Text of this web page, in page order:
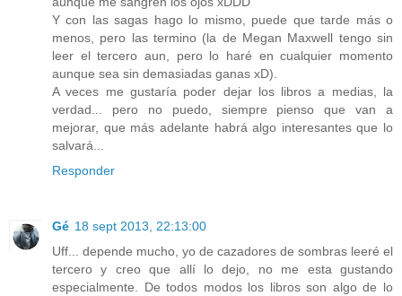
Y con las sagas hago lo mismo, puede que tarde más o
menos, pero las termino (la de Megan Maxwell tengo sin
leer el tercero aun, pero lo haré en cualquier momento
aunque sea sin demasiadas ganas xD).
A veces me gustaría poder dejar los libros a medias, la
verdad... pero no puedo, siempre pienso que van a
mejorar, que más adelante habrá algo interesantes que lo
salvará...
Responder
Gé 18 sept 2013, 22:13:00
Uff... depende mucho, yo de cazadores de sombras leeré el
tercero y creo que allí lo dejo, no me esta gustando
especialmente. De todos modos los libros son algo de lo